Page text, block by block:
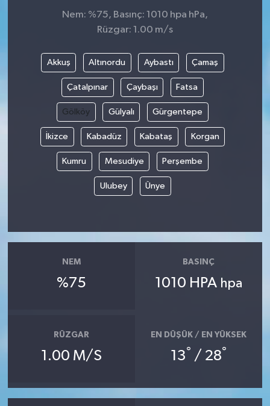
Nem: %75, Basınç: 1010 hpa hPa,
Rüzgar: 1.00 m/s
Akkuş Altınordu Aybastı Çamaş
Çatalpınar Çaybaşı Fatsa
Gölköy Gülyalı Gürgentepe
İkizce Kabadüz Kabataş Korgan
Kumru Mesudiye Perşembe
Ulubey Ünye
NEM
%75
BASINÇ
1010 HPA hpa
RÜZGAR
1.00 M/S
EN DÜŞÜK / EN YÜKSEK
13° / 28°